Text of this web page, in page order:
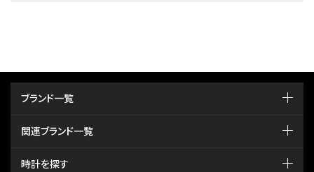
ブランド一覧
関連ブランド一覧
時計を探す